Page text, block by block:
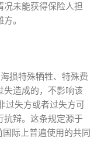
况未能获得保险人担
。
损特殊牺牲、特殊费
失造成的，不影响该
过失方或者过失方可
抗辩。这条规定源于
际上普遍使用的共同